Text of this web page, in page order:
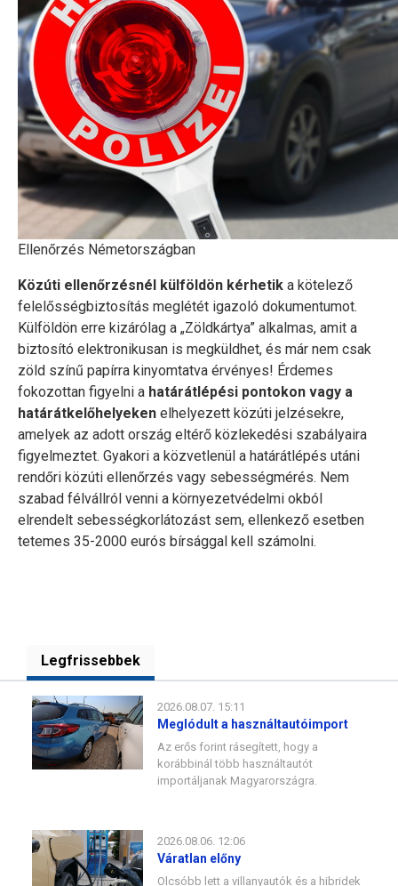
Ellenőrzés Németországban
Közúti ellenőrzésnél külföldön kérhetik a kötelező
felelősségbiztosítás meglétét igazoló dokumentumot.
Külföldön erre kizárólag a „Zöldkártya” alkalmas, amit a
biztosító elektronikusan is megküldhet, és már nem csak
zöld színű papírra kinyomtatva érvényes! Érdemes
fokozottan figyelni a határátlépési pontokon vagy a
határátkelőhelyeken elhelyezett közúti jelzésekre,
amelyek az adott ország eltérő közlekedési szabályaira
figyelmeztet. Gyakori a közvetlenül a határátlépés utáni
rendőri közúti ellenőrzés vagy sebességmérés. Nem
szabad félvállról venni a környezetvédelmi okból
elrendelt sebességkorlátozást sem, ellenkező esetben
tetemes 35-2000 eurós bírsággal kell számolni.
Legfrissebbek
2026.08.07. 15:11
Meglódult a használtautóimport
Az erős forint rásegített, hogy a
korábbinál több használtautót
importáljanak Magyarországra.
2026.08.06. 12:06
Váratlan előny
Olcsóbb lett a villanyautók és a hibridek